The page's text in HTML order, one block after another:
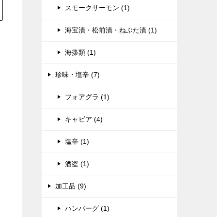
スモークサーモン (1)
海宝漬・松前漬・ねぶた漬 (1)
海藻類 (1)
珍味・塩辛 (7)
フォアグラ (1)
キャビア (4)
塩辛 (1)
酒盗 (1)
加工品 (9)
ハンバーグ (1)